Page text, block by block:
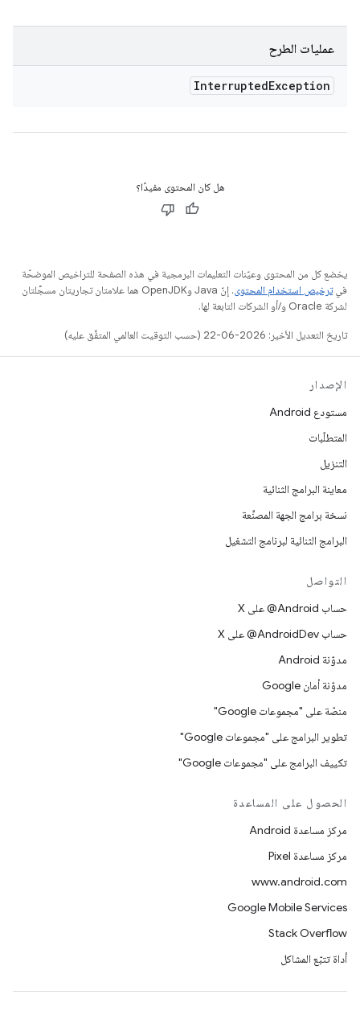
عمليات الطرح
InterruptedException
هل كان المحتوى مفيدًا؟
يخضع كل من المحتوى وعيّنات التعليمات البرمجية في هذه الصفحة للتراخيص الموضحّة
فيترخيص استخدام المحتوى
. إنّ Java وOpenJDK هما علامتان تجاريتان مسجَّلتان
لشركة Oracle و/أو الشركات التابعة لها.
تاريخ التعديل الأخير: 2026-06-22 (حسب التوقيت العالمي المتفَّق عليه)
الإصدار
مستودع Android
المتطلّبات
التنزيل
معاينة البرامج الثنائية
نسخة برامج الجهة المصنِّعة
البرامج الثنائية لبرنامج التشغيل
التواصل
حساب ‎@Android على X
حساب ‎@AndroidDev على X
مدوّنة Android
مدوّنة أمان Google
منصّة على "مجموعات Google"
تطوير البرامج على "مجموعات Google"
تكييف البرامج على "مجموعات Google"
الحصول على المساعدة
مركز مساعدة Android
مركز مساعدة Pixel
www.android.com
Google Mobile Services
Stack Overflow
أداة تتبّع المشاكل